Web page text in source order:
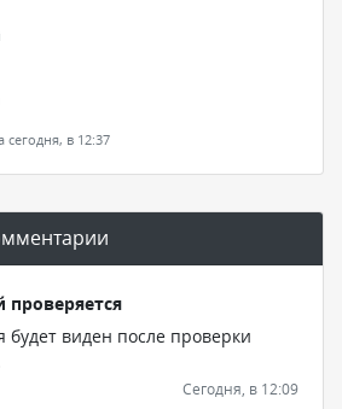
в 12:37
будет виден после проверки
Сегодня, в 12:09